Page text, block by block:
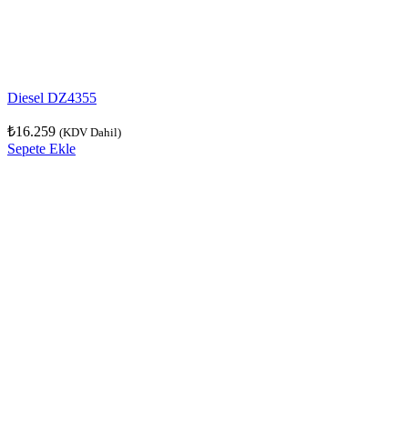
Diesel DZ4355
₺16.259 (KDV Dahil)
Sepete Ekle